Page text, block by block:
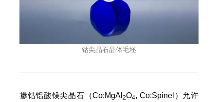
钴尖晶石晶体毛坯
掺钴铝酸镁尖晶石（Co:MgAl2O4, Co:Spinel）允许